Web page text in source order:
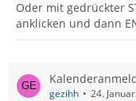
Oder mit gedrückter
anklicken und dann
gezihh 24.